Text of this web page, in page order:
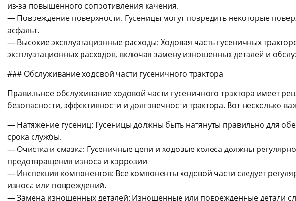
из-за повышенного сопротивления качения.
— Повреждение поверхности: Гусеницы могут повредить некоторые
асфальт.
— Высокие эксплуатационные расходы: Ходовая часть гусеничных
эксплуатационных расходов, включая замену изношенных деталей и
### Обслуживание ходовой части гусеничного трактора
Правильное обслуживание ходовой части гусеничного трактора имеет
безопасности, эффективности и долговечности трактора. Вот несколько
— Натяжение гусениц: Гусеницы должны быть натянуты правильно для
срока службы.
— Очистка и смазка: Гусеничные цепи и ходовые колеса должны
предотвращения износа и коррозии.
— Инспекция компонентов: Все компоненты ходовой части следует
износа или повреждений.
— Замена изношенных деталей: Изношенные или поврежденные детали